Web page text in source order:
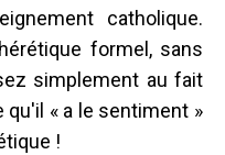
catholique.
formel, sans
simplement au fait
qu'il « a le sentiment »
!